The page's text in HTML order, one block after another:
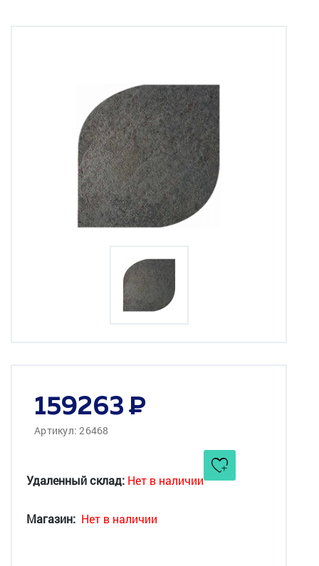
159263
Артикул: 26468
Удаленный склад: Нет в наличии
Магазин: Нет в наличии